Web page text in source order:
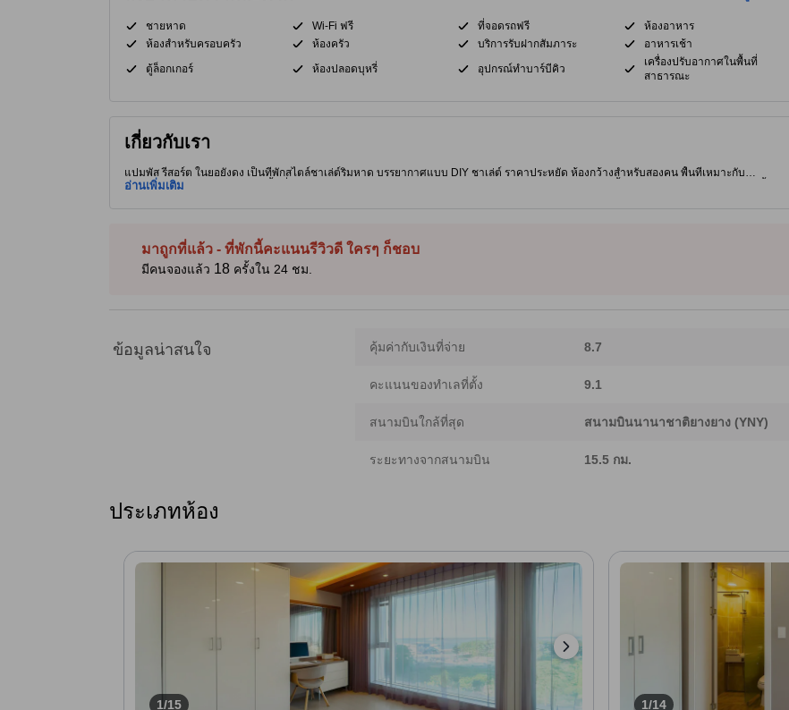
ชายหาด Wi-Fi ฟรี ที่จอดรถฟรี
ห้องอาหาร
ห้องสำหรับครอบครัว
ห้องครัว บริการรับฝากสัมภาระ
อาหารเช้า
ตู้ล็อกเกอร์
ห้องปลอดบุหรี่ อุปกรณ์ทำบาร์บีคิว
เครื่องปรับอากาศในพื้นที่
สาธารณะ
เกี่ยวกับเรา
แปมพัส รีสอร์ต ในยอยังดง เป็นที่พักสไตล์ชาเล่ต์ริมหาด บรรยากาศแบบ DIY ชาเล่ต์ ราคาประหยัด ห้องกว้างสำหรับสองคน พื้นที่เหมาะกับ
ครอบครัว มีกิจกรรมสบาย ๆ บนพื้นที่ มีร้านขายอาหารทะเล ชายหาด และป้ายรถบัสอยู่ไม่ไกล แปมพัส รีสอร์ตตั้งอยู่ระหว่างหาดซกโชและทางขึ้น
และการเดินวันเดียว [เนื้อหาบางส่วนใช้เทคโนโลยี Generative AI จึงอาจมีความคลาดเคลื่อนได้]
อ่านเพิ่มเติม
มาถูกที่แล้ว - ที่พักนี้คะแนนรีวิวดี ใครๆ ก็ชอบ
มีคนจองแล้ว 18 ครั้งใน 24 ชม.
ข้อมูลน่าสนใจ คุ้มค่ากับเงินที่จ่าย 8.7
คะแนนของทำเลที่ตั้ง 9.1
สนามบินใกล้ที่สุด สนามบินนานาชาติยางยาง (YNY)
ระยะทางจากสนามบิน 15.5 กม.
ประเภทห้อง
1/15 1/14